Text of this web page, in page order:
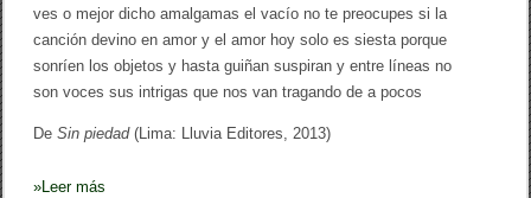
j
r
o
a
ves o mejor dicho amalgamas el vacío no te preocupes si la
canción devino en amor y el amor hoy solo es siesta porque
sonríen los objetos y hasta guiñan suspiran y entre líneas no
son voces sus intrigas que nos van tragando de a pocos
DeSin piedad(Lima: Lluvia Editores, 2013)
»Leer más